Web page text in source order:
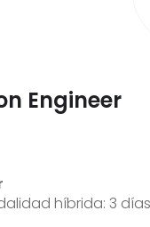
Engineer
híbrida: 3